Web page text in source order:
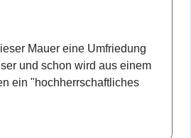
Mauer eine Umfriedung
und schon wird aus einem
ein "hochherrschaftliches